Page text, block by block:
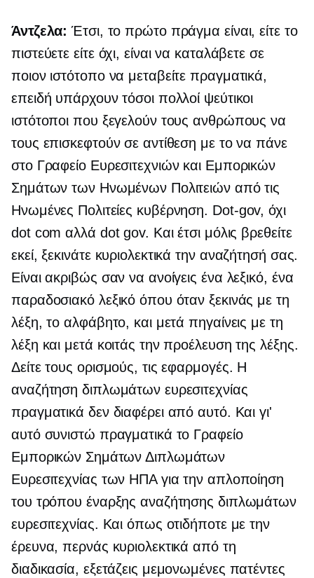
Άντζελα: Έτσι, το πρώτο πράγμα είναι, είτε το
πιστεύετε είτε όχι, είναι να καταλάβετε σε
ποιον ιστότοπο να μεταβείτε πραγματικά,
επειδή υπάρχουν τόσοι πολλοί ψεύτικοι
ιστότοποι που ξεγελούν τους ανθρώπους να
τους επισκεφτούν σε αντίθεση με το να πάνε
στο Γραφείο Ευρεσιτεχνιών και Εμπορικών
Σημάτων των Ηνωμένων Πολιτειών από τις
Ηνωμένες Πολιτείες κυβέρνηση. Dot-gov, όχι
dot com αλλά dot gov. Και έτσι μόλις βρεθείτε
εκεί, ξεκινάτε κυριολεκτικά την αναζήτησή σας.
Είναι ακριβώς σαν να ανοίγεις ένα λεξικό, ένα
παραδοσιακό λεξικό όπου όταν ξεκινάς με τη
λέξη, το αλφάβητο, και μετά πηγαίνεις με τη
λέξη και μετά κοιτάς την προέλευση της λέξης.
Δείτε τους ορισμούς, τις εφαρμογές. Η
αναζήτηση διπλωμάτων ευρεσιτεχνίας
πραγματικά δεν διαφέρει από αυτό. Και γι'
αυτό συνιστώ πραγματικά το Γραφείο
Εμπορικών Σημάτων Διπλωμάτων
Ευρεσιτεχνίας των ΗΠΑ για την απλοποίηση
του τρόπου έναρξης αναζήτησης διπλωμάτων
ευρεσιτεχνίας. Και όπως οτιδήποτε με την
έρευνα, περνάς κυριολεκτικά από τη
διαδικασία, εξετάζεις μεμονωμένες πατέντες